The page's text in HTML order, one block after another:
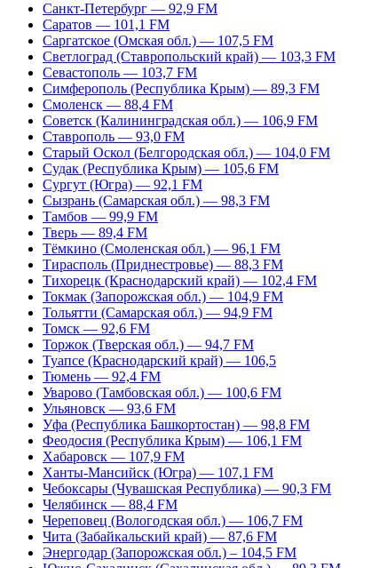
Санкт-Петербург — 92,9 FM
Саратов — 101,1 FM
Саргатское (Омская обл.) — 107,5 FM
Светлоград (Ставропольский край) — 103,3 FM
Севастополь — 103,7 FM
Симферополь (Республика Крым) — 89,3 FM
Смоленск — 88,4 FM
Советск (Калининградская обл.) — 106,9 FM
Ставрополь — 93,0 FM
Старый Оскол (Белгородская обл.) — 104,0 FM
Судак (Республика Крым) — 105,6 FM
Сургут (Югра) — 92,1 FM
Сызрань (Самарская обл.) — 98,3 FM
Тамбов — 99,9 FM
Тверь — 89,4 FM
Тёмкино (Смоленская обл.) — 96,1 FM
Тирасполь (Приднестровье) — 88,3 FM
Тихорецк (Краснодарский край) — 102,4 FM
Токмак (Запорожская обл.) — 104,9 FM
Тольятти (Самарская обл.) — 94,9 FM
Томск — 92,6 FM
Торжок (Тверская обл.) — 94,7 FM
Туапсе (Краснодарский край) — 106,5
Тюмень — 92,4 FM
Уварово (Тамбовская обл.) — 100,6 FM
Ульяновск — 93,6 FM
Уфа (Республика Башкортостан) — 98,8 FM
Феодосия (Республика Крым) — 106,1 FM
Хабаровск — 107,9 FM
Ханты-Мансийск (Югра) — 107,1 FM
Чебоксары (Чувашская Республика) — 90,3 FM
Челябинск — 88,4 FM
Череповец (Вологодская обл.) — 106,7 FM
Чита (Забайкальский край) — 87,6 FM
Энергодар (Запорожская обл.) – 104,5 FM